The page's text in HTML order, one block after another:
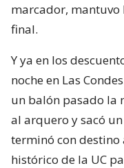
marcador,
final.
Y ya en los
noche en Las
un balón pasado la
al arquero y sacó
terminó con destino
histórico de la UC